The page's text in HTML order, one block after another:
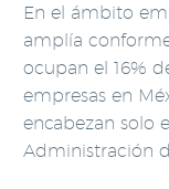
En el ámbito
amplía
ocupan el 16%
empresas en
encabezan solo
Administración